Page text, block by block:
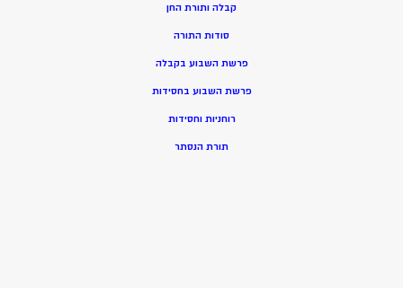
קבלה ותורת החן
סודות התורה
פרשת השבוע בקבלה
פרשת השבוע בחסידות
רוחניות וחסידות
תורת הנסתר